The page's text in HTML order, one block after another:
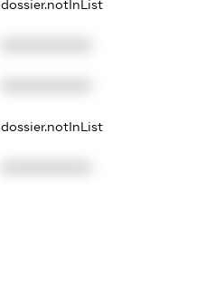
dossier.notInList
dossier.notInList